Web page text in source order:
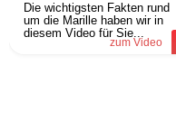
Die wichtigsten Fakten rund
um die Marille haben wir in
diesem Video für Sie...
zum Video